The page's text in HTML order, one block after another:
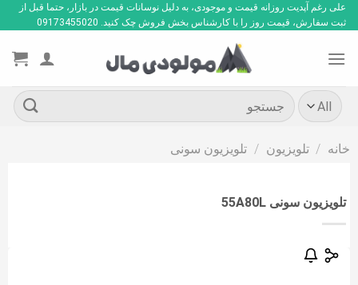
Skip
to
علی رغم آپدیت روزانه قیمت و موجودی، به دلیل نوسانات قیمت در بازار، حتما قبل از
ثبت سفارش، قیمت روز را با کارشناس بخش فروش چک کنید. 09173455020
جستجو
برای:
خانه / تلویزیون / تلویزیون سونی
تلویزیون سونی 55A80L